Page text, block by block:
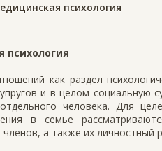
психология
психология
как раздел
и в целом социальную
человека. Для
в семье
а также их личностный